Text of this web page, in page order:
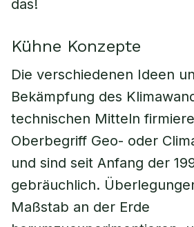
das!
Kühne Konzepte
Die verschiedenen Ideen
Bekämpfung des
technischen Mitteln
Oberbegriff Geo- oder
und sind seit Anfang der
gebräuchlich.
Maßstab an der Erde